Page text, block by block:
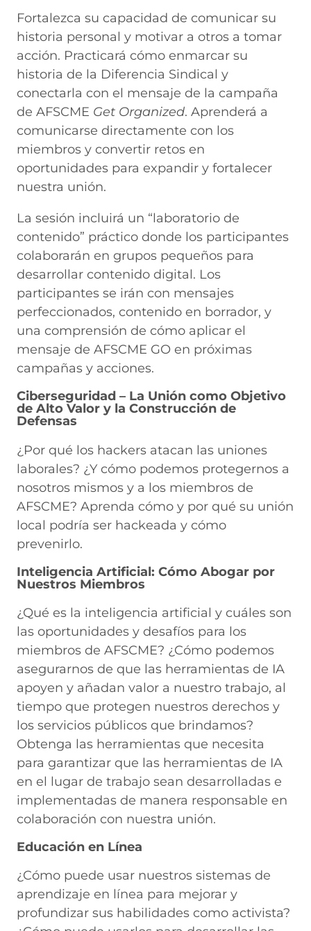
Fortalezca su capacidad de comunicar su
historia personal y motivar a otros a tomar
acción. Practicará cómo enmarcar su
historia de la Diferencia Sindical y
conectarla con el mensaje de la campaña
de AFSCME Get Organized. Aprenderá a
comunicarse directamente con los
miembros y convertir retos en
oportunidades para expandir y fortalecer
nuestra unión.
La sesión incluirá un “laboratorio de
contenido” práctico donde los participantes
colaborarán en grupos pequeños para
desarrollar contenido digital. Los
participantes se irán con mensajes
perfeccionados, contenido en borrador, y
una comprensión de cómo aplicar el
mensaje de AFSCME GO en próximas
campañas y acciones.
Ciberseguridad – La Unión como Objetivo
de Alto Valor y la Construcción de
Defensas
¿Por qué los hackers atacan las uniones
laborales? ¿Y cómo podemos protegernos a
nosotros mismos y a los miembros de
AFSCME? Aprenda cómo y por qué su unión
local podría ser hackeada y cómo
prevenirlo.
Inteligencia Artificial: Cómo Abogar por
Nuestros Miembros
¿Qué es la inteligencia artificial y cuáles son
las oportunidades y desafíos para los
miembros de AFSCME? ¿Cómo podemos
asegurarnos de que las herramientas de IA
apoyen y añadan valor a nuestro trabajo, al
tiempo que protegen nuestros derechos y
los servicios públicos que brindamos?
Obtenga las herramientas que necesita
para garantizar que las herramientas de IA
en el lugar de trabajo sean desarrolladas e
implementadas de manera responsable en
colaboración con nuestra unión.
Educación en Línea
¿Cómo puede usar nuestros sistemas de
aprendizaje en línea para mejorar y
profundizar sus habilidades como activista?